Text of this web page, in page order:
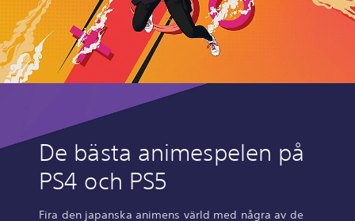
De bästa animespelen på
PS4 och PS5
Fira den japanska animens värld med några av de